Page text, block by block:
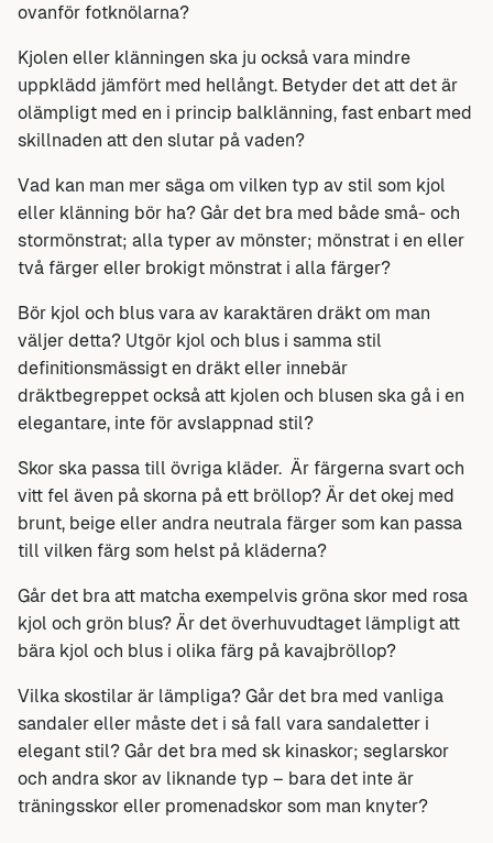
ovanför fotknölarna?
Kjolen eller klänningen ska ju också vara mindre
uppklädd jämfört med hellångt. Betyder det att det är
olämpligt med en i princip balklänning, fast enbart med
skillnaden att den slutar på vaden?
Vad kan man mer säga om vilken typ av stil som kjol
eller klänning bör ha? Går det bra med både små- och
stormönstrat; alla typer av mönster; mönstrat i en eller
två färger eller brokigt mönstrat i alla färger?
Bör kjol och blus vara av karaktären dräkt om man
väljer detta? Utgör kjol och blus i samma stil
definitionsmässigt en dräkt eller innebär
dräktbegreppet också att kjolen och blusen ska gå i en
elegantare, inte för avslappnad stil?
Skor ska passa till övriga kläder. Är färgerna svart och
vitt fel även på skorna på ett bröllop? Är det okej med
brunt, beige eller andra neutrala färger som kan passa
till vilken färg som helst på kläderna?
Går det bra att matcha exempelvis gröna skor med rosa
kjol och grön blus? Är det överhuvudtaget lämpligt att
bära kjol och blus i olika färg på kavajbröllop?
Vilka skostilar är lämpliga? Går det bra med vanliga
sandaler eller måste det i så fall vara sandaletter i
elegant stil? Går det bra med sk kinaskor; seglarskor
och andra skor av liknande typ – bara det inte är
träningsskor eller promenadskor som man knyter?